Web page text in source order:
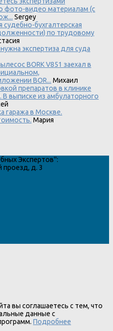
фото-видео материалам (с
Sergey
бухгалтерская
по трудовому
экспертиза для суда
BORK V851 заехал в
BOR... Михаил
препаратов в клинике
выписке из амбулаторного
гаража в Москве.
Мария
Экспертов":
проезд, д. 3
вы соглашаетесь с тем, что
данные с
Подробнее